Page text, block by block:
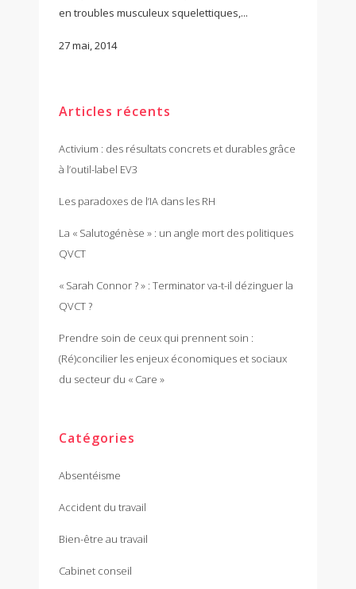
en troubles musculeux squelettiques,...
27 mai, 2014
Articles récents
Activium : des résultats concrets et durables grâce
à l’outil-label EV3
Les paradoxes de l’IA dans les RH
La « Salutogénèse » : un angle mort des politiques
QVCT
« Sarah Connor ? » : Terminator va-t-il dézinguer la
QVCT ?
Prendre soin de ceux qui prennent soin :
(Ré)concilier les enjeux économiques et sociaux
du secteur du « Care »
Catégories
Absentéisme
Accident du travail
Bien-être au travail
Cabinet conseil